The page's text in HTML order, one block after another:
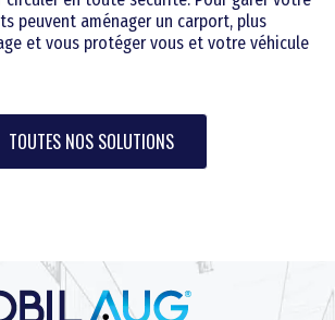
peuvent aménager un carport, plus
et vous protéger vous et votre véhicule
TOUTES NOS SOLUTIONS